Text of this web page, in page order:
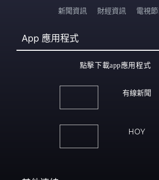
新聞資訊 財經資訊 電視
App 應用程式
點擊下載app應用程式
有線新聞
HOY